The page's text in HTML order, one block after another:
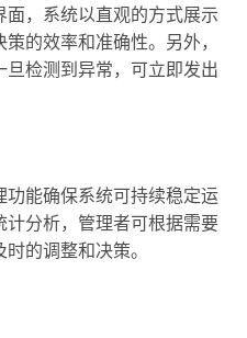
，系统以直观的方式展示
的效率和准确性。另外，
检测到异常，可立即发出
能确保系统可持续稳定运
分析，管理者可根据需要
的调整和决策。